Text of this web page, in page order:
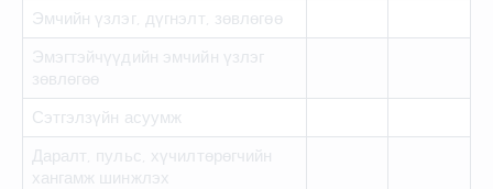
Эмчийн үзлэг, дүгнэлт, зөвлөгөө
Эмэгтэйчүүдийн эмчийн үзлэг
зөвлөгөө
Сэтгэлзүйн асуумж
Даралт, пульс, хүчилтөрөгчийн
хангамж шинжлэх